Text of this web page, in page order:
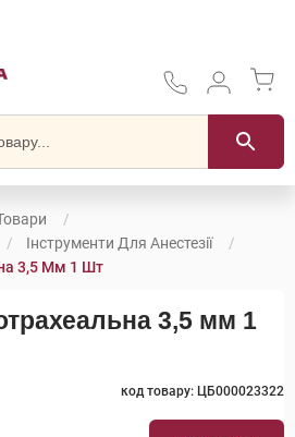
Інструменти Для Анестезії
3,5 Мм 1 Шт
3,5 мм 1
код товару: ЦБ000023322